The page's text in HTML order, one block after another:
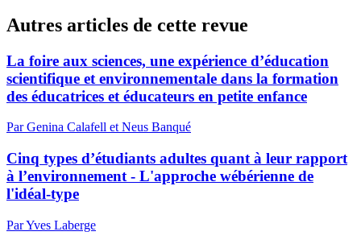
Autres articles de cette revue
La foire aux sciences, une expérience d’éducation
scientifique et environnementale dans la formation
des éducatrices et éducateurs en petite enfance
Par Genina Calafell et Neus Banqué
Cinq types d’étudiants adultes quant à leur rapport
à l’environnement - L'approche wébérienne de
l'idéal-type
Par Yves Laberge